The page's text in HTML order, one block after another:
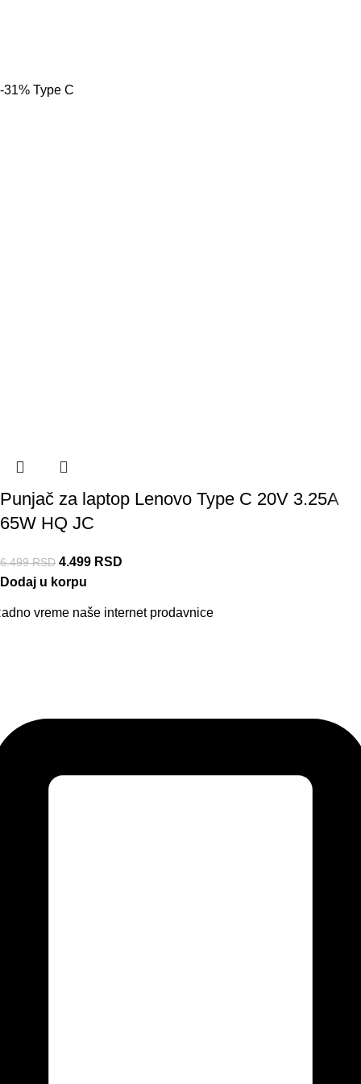
-31% Type C
Punjač za laptop Lenovo Type C 20V 3.25A
65W HQ JC
6.499RSD 4.499 RSD
Dodaj u korpu
vreme naše internet prodavnice